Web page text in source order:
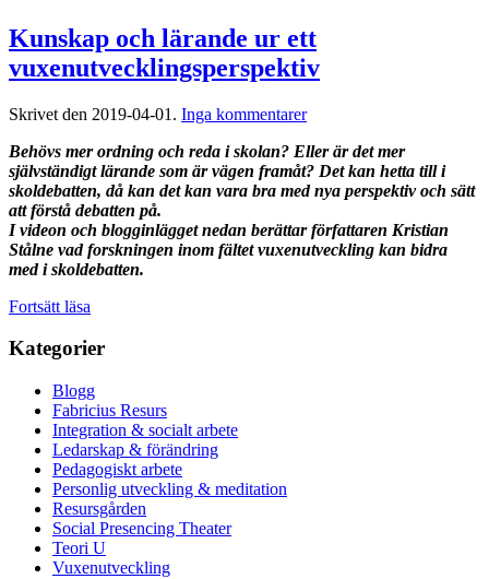
Kunskap och lärande ur ett
vuxenutvecklingsperspektiv
Skrivet den 2019-04-01 . Inga kommentarertill
och
lärande
ur
Behövs mer ordning och reda i skolan? Eller är det mer
självständigt lärande som är vägen framåt? Det kan hetta till i
skoldebatten, då kan det kan vara bra med nya perspektiv och sätt
att förstå debatten på.
I videon och blogginlägget nedan berättar författaren Kristian
Stålne vad forskningen inom fältet vuxenutveckling kan bidra
med i skoldebatten.
Fortsätt läsa
Kategorier
Blogg
Fabricius Resurs
Integration & socialt arbete
Ledarskap & förändring
Pedagogiskt arbete
Personlig utveckling & meditation
Resursgården
Social Presencing Theater
Teori U
Vuxenutveckling